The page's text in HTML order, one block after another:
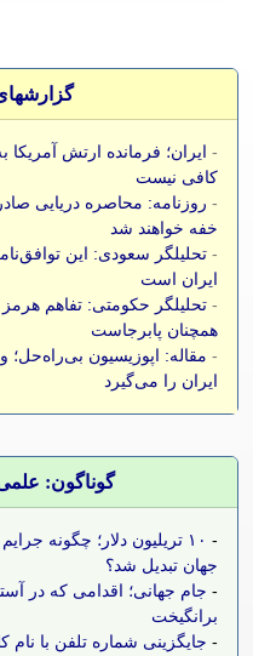
- ایران؛ فرمانده ارتش
کافی نیست
- روزنامه: محاصره دریایی
خفه خواهند شد
- تحلیلگر سعودی: این
ایران است
- تحلیلگر حکومتی: تفاهم
همچنان پابرجاست
- مقاله: اپوزیسیون
ایران را می‌گیرد
گوناگون:
-
۱۰ تریلیون دلار؛ چگونه
جهان تبدیل شد؟
- جام جهانی؛ اقدامی که در
برانگیخت
- جایگزینی شماره تلفن با نام